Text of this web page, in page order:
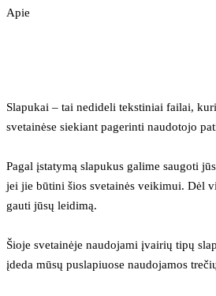
Apie
Slapukai – tai nedideli tekstiniai failai,
svetainėse siekiant pagerinti naudotojo
Pagal įstatymą slapukus galime saugoti
jei jie būtini šios svetainės veikimui. Dėl
gauti jūsų leidimą.
Šioje svetainėje naudojami įvairių tipų
įdeda mūsų puslapiuose naudojamos